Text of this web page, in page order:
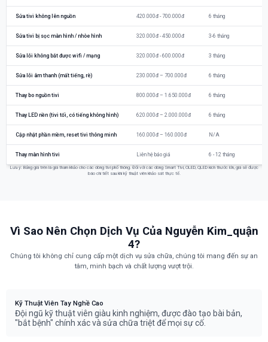
Sửa tivi không lên nguồn 420.000đ - 700.000đ 6 tháng
Sửa tivi bị sọc màn hình / nhòe hình 320.000đ - 450.000đ 3-6 tháng
Sửa lỗi không bắt được wifi / mạng 320.000đ - 600.000đ 3 tháng
Sửa lỗi âm thanh (mất tiếng, rè) 230.000đ – 700.000đ 6 tháng
Thay bo nguồn tivi 800.000đ – 1.650.000đ 6 tháng
Thay LED nền (tivi tối, có tiếng không hình) 620.000đ – 2.000.000đ 6 tháng
Cập nhật phần mềm, reset tivi thông minh 160.000đ – 160.000đ N/A
Thay màn hình tivi Liên hệ báo giá 6 - 12 tháng
Lưu ý: Bảng giá trên là giá tham khảo cho các dòng tivi phổ thông. Đối với các dòng Smart Tivi, OLED, QLED kích thước lớn, giá sẽ được
báo chi tiết sau khi kỹ thuật viên khảo sát thực tế.
Vì Sao Nên Chọn Dịch Vụ Của Nguyễn Kim_quận
4?
Chúng tôi không chỉ cung cấp một dịch vụ sửa chữa, chúng tôi mang đến sự an
tâm, minh bạch và chất lượng vượt trội.
Kỹ Thuật Viên Tay Nghề Cao
Đội ngũ kỹ thuật viên giàu kinh nghiệm, được đào tạo bài bản,
"bắt bệnh" chính xác và sửa chữa triệt để mọi sự cố.